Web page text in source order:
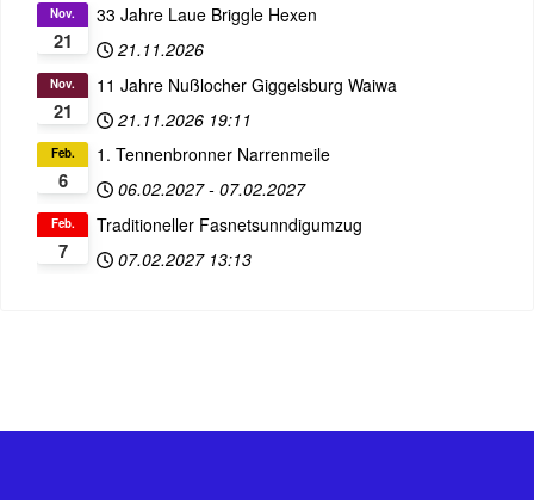
21
Nov.
33 Jahre Laue Briggle Hexen
21.11.2026
21
Nov.
11 Jahre Nußlocher Giggelsburg Waiwa
21.11.2026 19:11
6
Feb.
1. Tennenbronner Narrenmeile
06.02.2027 - 07.02.2027
7
Feb.
Traditioneller Fasnetsunndigumzug
07.02.2027 13:13